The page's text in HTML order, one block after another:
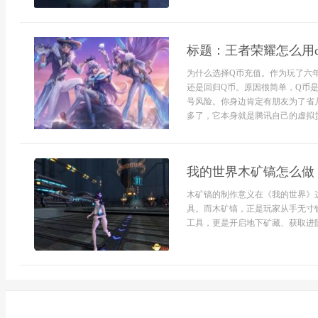
标题：王者荣耀怎么
为什么选择Q币充值。作为玩了六
还是回归Q币。原因很简单，Q币
号风险。你身边肯定有朋友为了
多了，它本身就是腾讯自己的虚
我的世界木矿镐怎么
木矿镐的制作意义在《我的世界
具。而木矿镐，正是玩家从手无
工具，更是开启地下矿藏、获取